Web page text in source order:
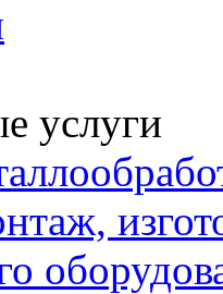
услуги